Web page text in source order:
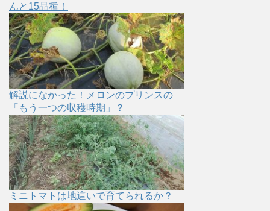
んと15品種！
解説になかった！メロンのプリンスの
「もう一つの収穫時期」？
ミニトマトは地這いで育てられるか？